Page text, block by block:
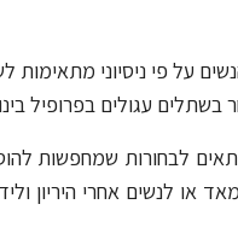
הוא השתל הנפוץ ביותר כ-80%
עגולים בפרופיל
לבחורות שמחפשות
או לנשים אחרי היריון